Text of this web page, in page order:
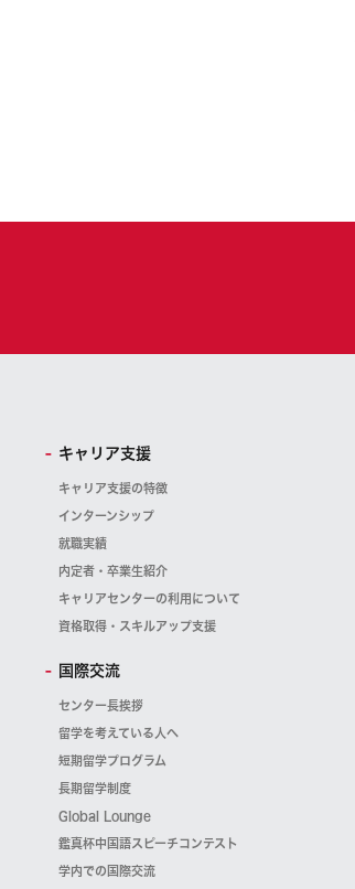
キャリア支援
キャリア支援の特徴
インターンシップ
就職実績
内定者・卒業生紹介
キャリアセンターの利用について
資格取得・スキルアップ支援
国際交流
センター長挨拶
留学を考えている人へ
短期留学プログラム
長期留学制度
Global Lounge
鑑真杯中国語スピーチコンテスト
学内での国際交流